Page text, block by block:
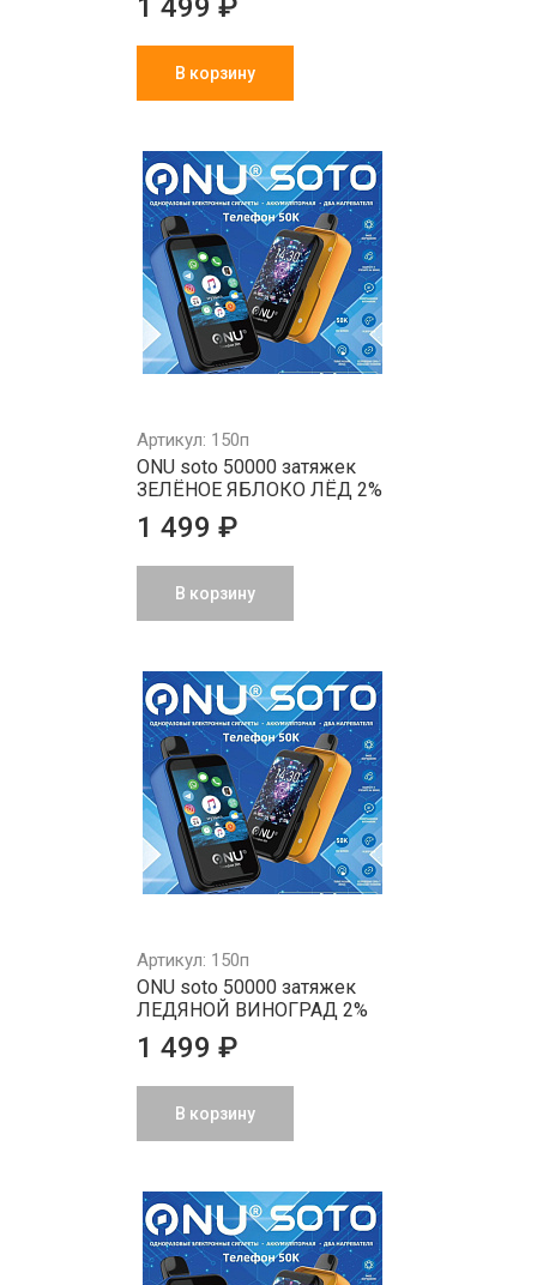
1 499 ₽
В корзину
Артикул: 150п
ONU soto 50000 затяжек
ЗЕЛЁНОЕ ЯБЛОКО ЛЁД 2%
1 499 ₽
В корзину
Артикул: 150п
ONU soto 50000 затяжек
ЛЕДЯНОЙ ВИНОГРАД 2%
1 499 ₽
В корзину